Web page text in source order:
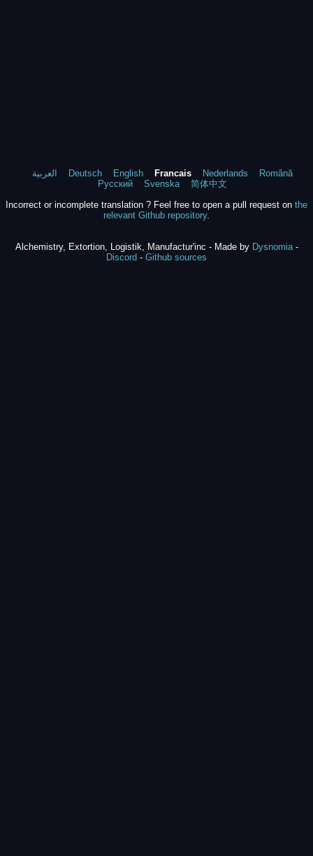
العربية Deutsch English Francais Nederlands
Română
Русский
Svenska
简体中文
Incorrect or incomplete translation ? Feel free to open a pull request on the
relevant Github repository.
Alchemistry, Extortion, Logistik, Manufactur'inc - Made by Dysnomia-
Discord - Github sources